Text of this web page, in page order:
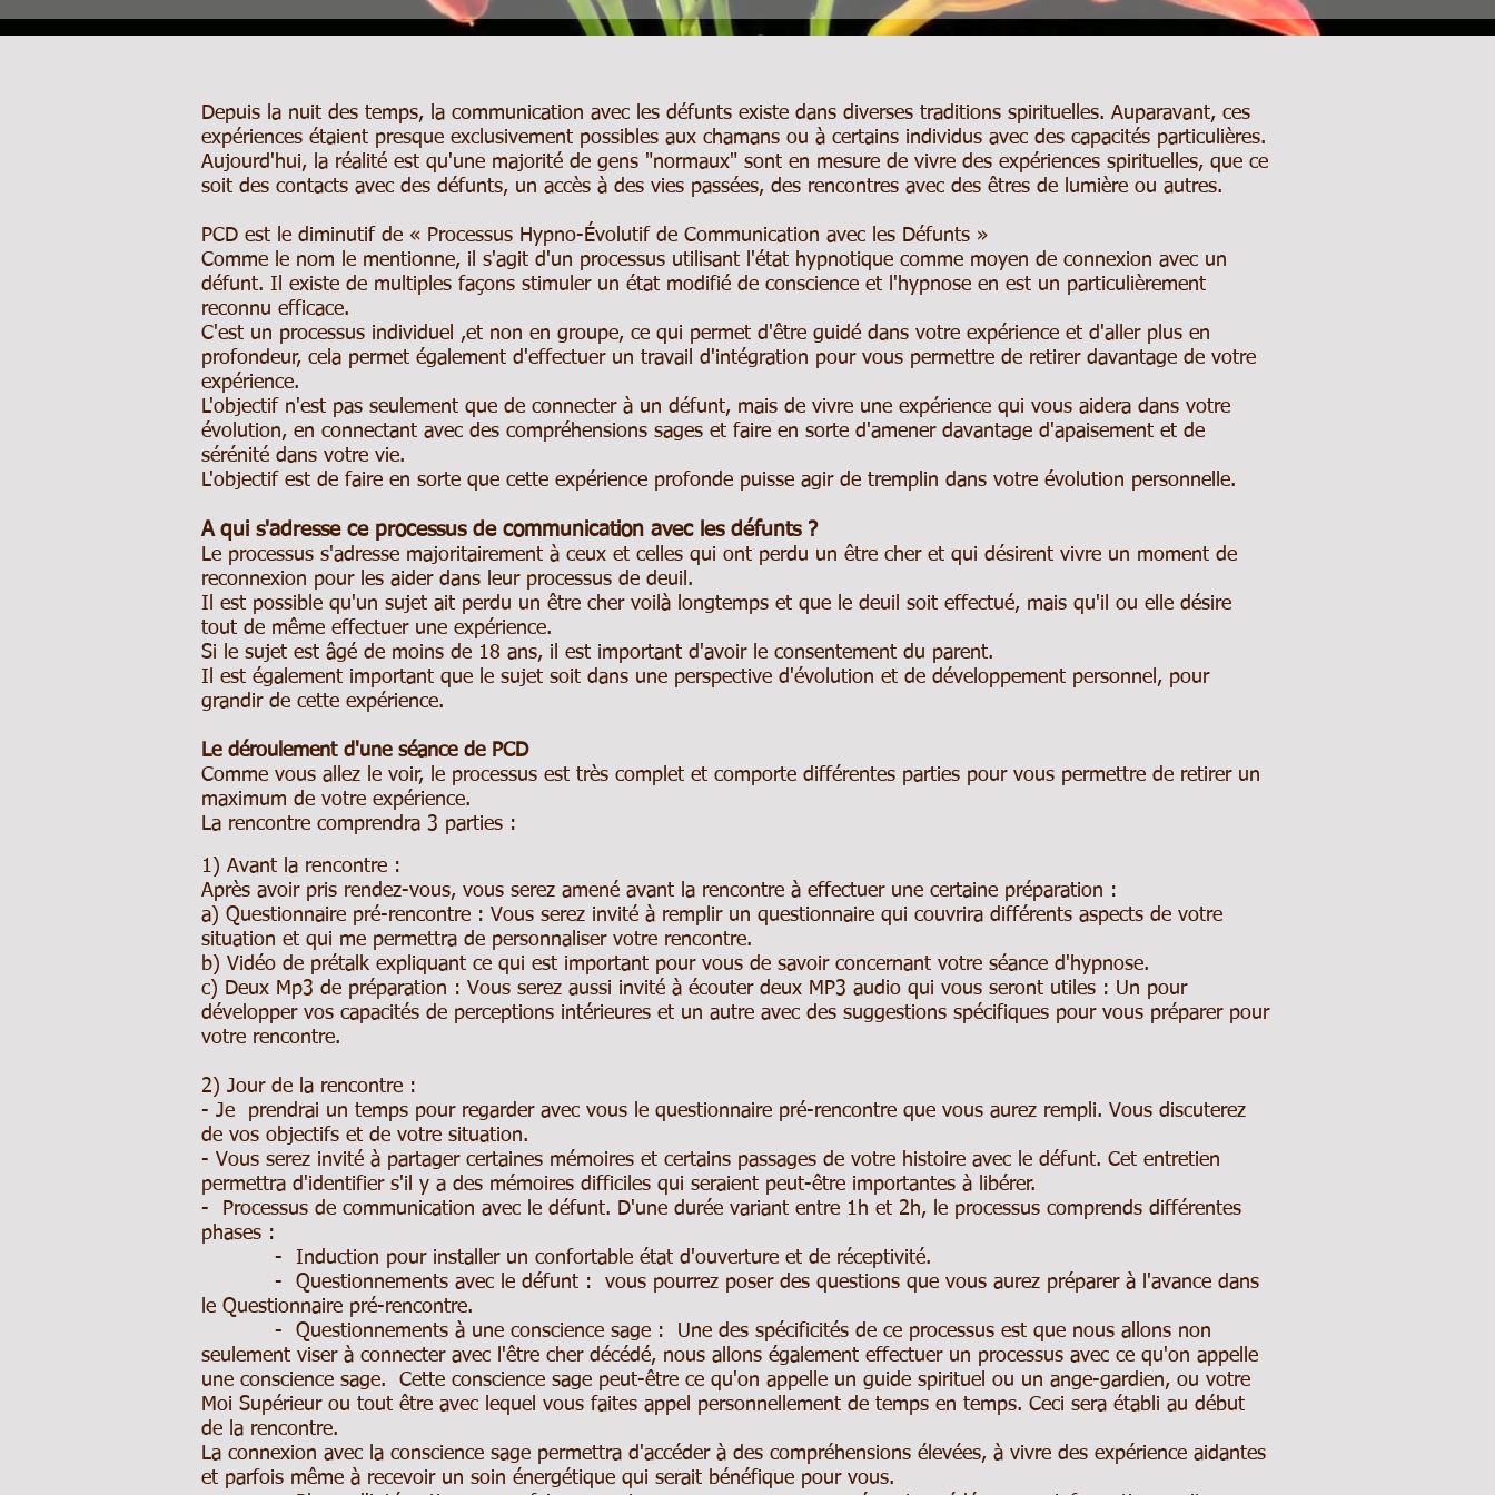
Depuis la nuit des temps, la communication avec les défunts existe dans diverses traditions spirituelles. Auparavant, ces
expériences étaient presque exclusivement possibles aux chamans ou à certains individus avec des capacités particulières.
Aujourd'hui, la réalité est qu'une majorité de gens "normaux" sont en mesure de vivre des expériences spirituelles, que ce
soit des contacts avec des défunts, un accès à des vies passées, des rencontres avec des êtres de lumière ou autres.
PCD est le diminutif de « Processus Hypno-Évolutif de Communication avec les Défunts »
Comme le nom le mentionne, il s'agit d'un processus utilisant l'état hypnotique comme moyen de connexion avec un
défunt. Il existe de multiples façons stimuler un état modifié de conscience et l'hypnose en est un particulièrement
reconnu efficace.
C'est un processus individuel ,et non en groupe, ce qui permet d'être guidé dans votre expérience et d'aller plus en
profondeur, cela permet également d'effectuer un travail d'intégration pour vous permettre de retirer davantage de votre
expérience.
L'objectif n'est pas seulement que de connecter à un défunt, mais de vivre une expérience qui vous aidera dans votre
évolution, en connectant avec des compréhensions sages et faire en sorte d'amener davantage d'apaisement et de
sérénité dans votre vie.
L'objectif est de faire en sorte que cette expérience profonde puisse agir de tremplin dans votre évolution personnelle.
A qui s'adresse ce processus de communication avec les défunts ?
Le processus s'adresse majoritairement à ceux et celles qui ont perdu un être cher et qui désirent vivre un moment de
reconnexion pour les aider dans leur processus de deuil.
Il est possible qu'un sujet ait perdu un être cher voilà longtemps et que le deuil soit effectué, mais qu'il ou elle désire
tout de même effectuer une expérience.
Si le sujet est âgé de moins de 18 ans, il est important d'avoir le consentement du parent.
Il est également important que le sujet soit dans une perspective d'évolution et de développement personnel, pour
grandir de cette expérience.
Le déroulement d'une séance de PCD
Comme vous allez le voir, le processus est très complet et comporte différentes parties pour vous permettre de retirer un
maximum de votre expérience.
La rencontre comprendra 3 parties :
1) Avant la rencontre :
Après avoir pris rendez-vous, vous serez amené avant la rencontre à effectuer une certaine préparation :
a) Questionnaire pré-rencontre : Vous serez invité à remplir un questionnaire qui couvrira différents aspects de votre
situation et qui me permettra de personnaliser votre rencontre.
b) Vidéo de prétalk expliquant ce qui est important pour vous de savoir concernant votre séance d'hypnose.
c) Deux Mp3 de préparation : Vous serez aussi invité à écouter deux MP3 audio qui vous seront utiles : Un pour
développer vos capacités de perceptions intérieures et un autre avec des suggestions spécifiques pour vous préparer pour
votre rencontre.
2) Jour de la rencontre :
- Je prendrai un temps pour regarder avec vous le questionnaire pré-rencontre que vous aurez rempli. Vous discuterez
de vos objectifs et de votre situation.
- Vous serez invité à partager certaines mémoires et certains passages de votre histoire avec le défunt. Cet entretien
permettra d'identifier s'il y a des mémoires difficiles qui seraient peut-être importantes à libérer.
- Processus de communication avec le défunt. D'une durée variant entre 1h et 2h, le processus comprends différentes
phases :
- Induction pour installer un confortable état d'ouverture et de réceptivité.
- Questionnements avec le défunt : vous pourrez poser des questions que vous aurez préparer à l'avance dans
le Questionnaire pré-rencontre.
- Questionnements à une conscience sage : Une des spécificités de ce processus est que nous allons non
seulement viser à connecter avec l'être cher décédé, nous allons également effectuer un processus avec ce qu'on appelle
une conscience sage. Cette conscience sage peut-être ce qu'on appelle un guide spirituel ou un ange-gardien, ou votre
Moi Supérieur ou tout être avec lequel vous faites appel personnellement de temps en temps. Ceci sera établi au début
de la rencontre.
La connexion avec la conscience sage permettra d'accéder à des compréhensions élevées, à vivre des expérience aidantes
et parfois même à recevoir un soin énergétique qui serait bénéfique pour vous.